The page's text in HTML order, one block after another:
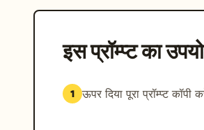
इस प्रॉम्प्ट का
1 ऊपर दिया पूरा प्रॉम्प्ट कॉपी